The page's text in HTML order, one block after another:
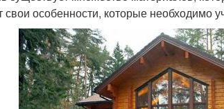
особенности, которые необходимо